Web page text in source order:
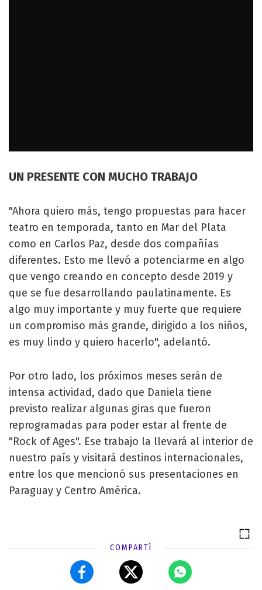
UN PRESENTE CON MUCHO TRABAJO
"Ahora quiero más, tengo propuestas para hacer
teatro en temporada, tanto en Mar del Plata
como en Carlos Paz, desde dos compañías
diferentes. Esto me llevó a potenciarme en algo
que vengo creando en concepto desde 2019 y
que se fue desarrollando paulatinamente. Es
algo muy importante y muy fuerte que requiere
un compromiso más grande, dirigido a los niños,
es muy lindo y quiero hacerlo", adelantó.
Por otro lado, los próximos meses serán de
intensa actividad, dado que Daniela tiene
previsto realizar algunas giras que fueron
reprogramadas para poder estar al frente de
"Rock of Ages". Ese trabajo la llevará al interior de
nuestro país y visitará destinos internacionales,
entre los que mencionó sus presentaciones en
Paraguay y Centro América.
COMPARTÍ